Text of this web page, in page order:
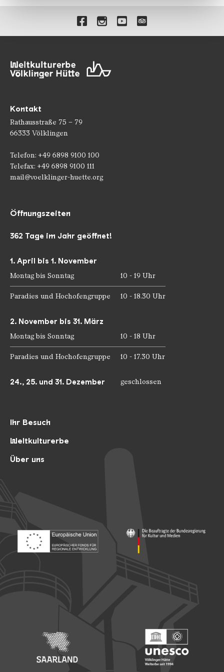
Verlinkungen zu unseren
Kontakt
Rathausstraße 75 – 79
66333 Völklingen
Telefon: +49 6898 9100 100
Telefax: +49 6898 9100 111
mail@voelklinger-huette.org
Ihr Besuch
Weltkulturerbe
Über uns
Öffnungszeiten
362 Tage im Jahr geöffnet!
1. April bis 1. November
Montag bis Sonntag 10 - 19 Uhr
Paradies und Hochofengruppe 10 - 18.30 Uhr
2. November bis 31. März
Montag bis Sonntag 10 - 18 Uhr
Paradies und Hochofengruppe 10 - 17.30 Uhr
24., 25. und 31. Dezember geschlossen